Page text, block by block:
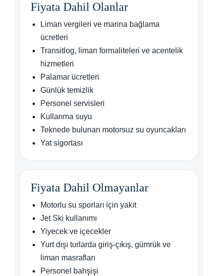
Fiyata Dahil Olanlar
Liman vergileri ve marina bağlama
ücretleri
Transitlog, liman formaliteleri ve acentelik
hizmetleri
Palamar ücretleri
Günlük temizlik
Personel servisleri
Kullanma suyu
Teknede bulunan motorsuz su oyuncakları
Yat sigortası
Fiyata Dahil Olmayanlar
Motorlu su sporları için yakıt
Jet Ski kullanımı
Yiyecek ve içecekler
Yurt dışı turlarda giriş-çıkış, gümrük ve
liman masrafları
Personel bahşişi